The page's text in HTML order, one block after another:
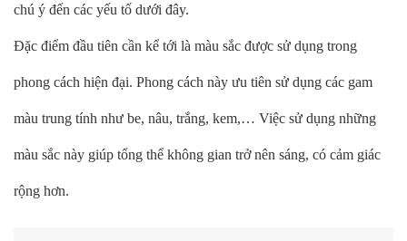
chú ý đến các yếu tố dưới đây.
Đặc điểm đầu tiên cần kể tới là màu sắc được sử dụng trong
phong cách hiện đại. Phong cách này ưu tiên sử dụng các gam
màu trung tính như be, nâu, trắng, kem,… Việc sử dụng những
màu sắc này giúp tổng thể không gian trở nên sáng, có cảm giác
rộng hơn.